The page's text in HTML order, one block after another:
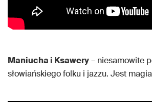
Maniucha i Ksawery– niesamowite
słowiańskiego folku i jazzu. Jest